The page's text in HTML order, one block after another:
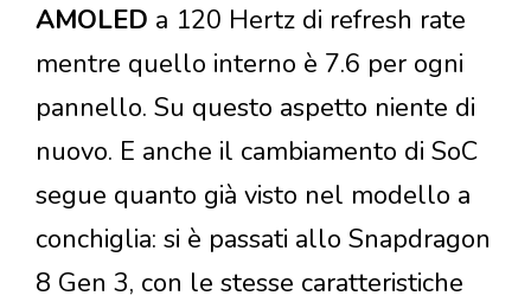
AMOLED a 120 Hertz di refresh rate
mentre quello interno è 7.6 per ogni
pannello. Su questo aspetto niente di
nuovo. E anche il cambiamento di SoC
segue quanto già visto nel modello a
conchiglia: si è passati allo Snapdragon
8 Gen 3, con le stesse caratteristiche